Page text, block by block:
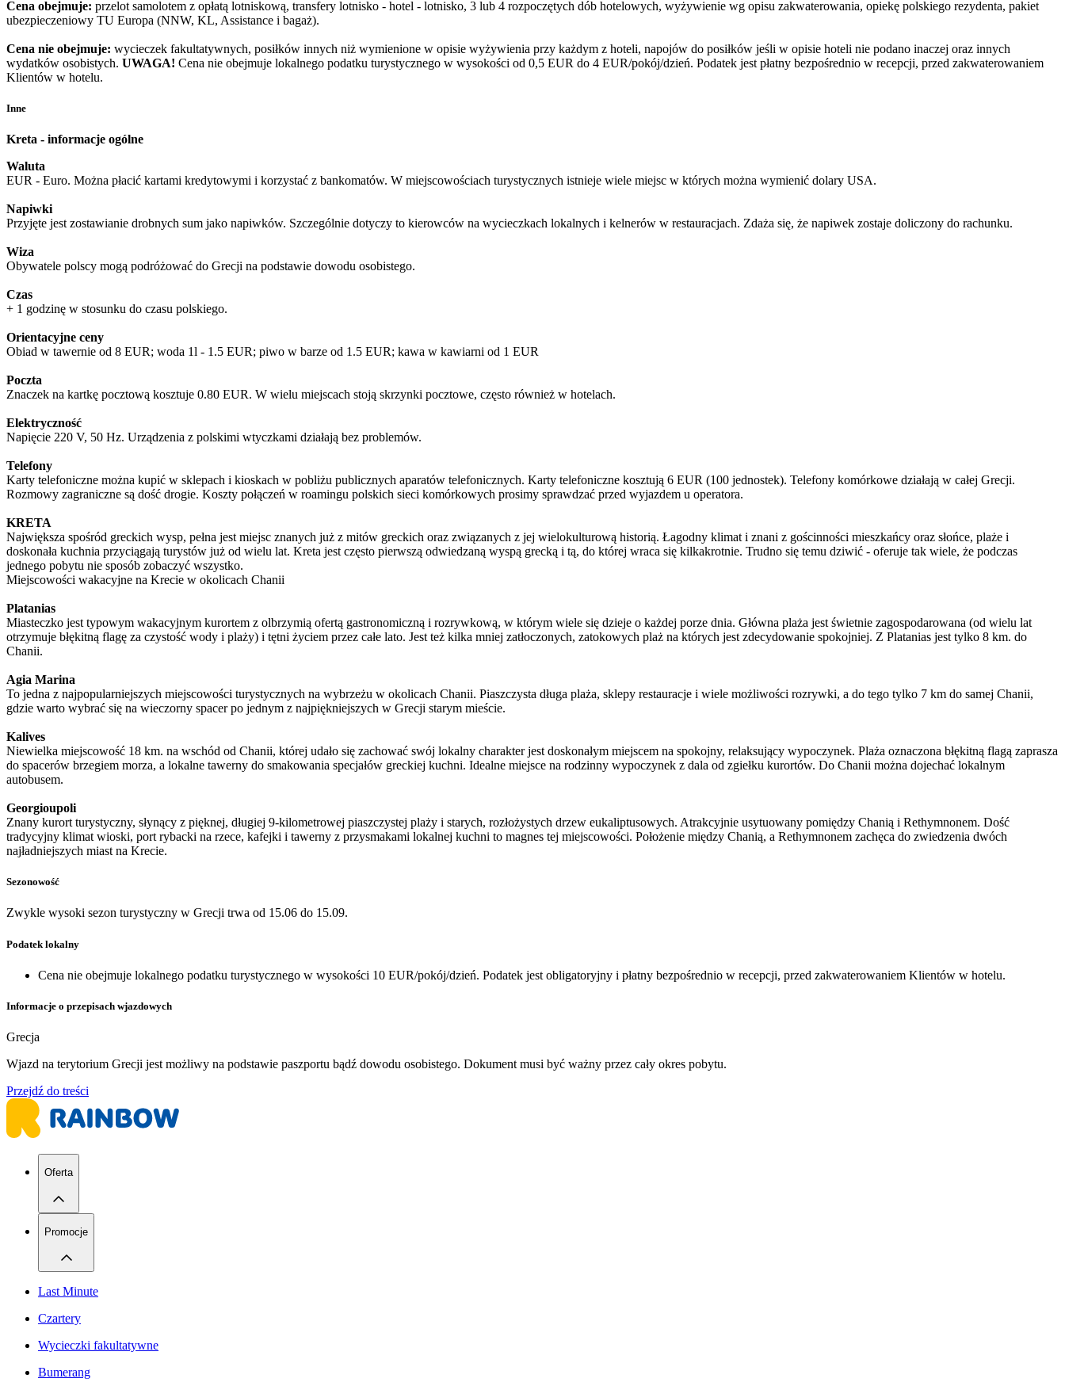
Cena obejmuje: przelot samolotem z opłatą lotniskową, transfery lotnisko - hotel - lotnisko, 3 lub 4 rozpoczętych dób hotelowych, wyżywienie wg opisu zakwaterowania, opiekę polskiego rezydenta, pakiet
ubezpieczeniowy TU Europa (NNW, KL, Assistance i bagaż).
Cena nie obejmuje: wycieczek fakultatywnych, posiłków innych niż wymienione w opisie wyżywienia przy każdym z hoteli, napojów do posiłków jeśli w opisie hoteli nie podano inaczej oraz innych
wydatków osobistych. UWAGA! Cena nie obejmuje lokalnego podatku turystycznego w wysokości od 0,5 EUR do 4 EUR/pokój/dzień. Podatek jest płatny bezpośrednio w recepcji, przed zakwaterowaniem
Klientów w hotelu.
Inne
Kreta - informacje ogólne
Waluta
EUR - Euro. Można płacić kartami kredytowymi i korzystać z bankomatów. W miejscowościach turystycznych istnieje wiele miejsc w których można wymienić dolary USA.
Napiwki
Przyjęte jest zostawianie drobnych sum jako napiwków. Szczególnie dotyczy to kierowców na wycieczkach lokalnych i kelnerów w restauracjach. Zdaża się, że napiwek zostaje doliczony do rachunku.
Wiza
Obywatele polscy mogą podróżować do Grecji na podstawie dowodu osobistego.
Czas
+ 1 godzinę w stosunku do czasu polskiego.
Orientacyjne ceny
Obiad w tawernie od 8 EUR; woda 1l - 1.5 EUR; piwo w barze od 1.5 EUR; kawa w kawiarni od 1 EUR
Poczta
Znaczek na kartkę pocztową kosztuje 0.80 EUR. W wielu miejscach stoją skrzynki pocztowe, często również w hotelach.
Elektryczność
Napięcie 220 V, 50 Hz. Urządzenia z polskimi wtyczkami działają bez problemów.
Telefony
Karty telefoniczne można kupić w sklepach i kioskach w pobliżu publicznych aparatów telefonicznych. Karty telefoniczne kosztują 6 EUR (100 jednostek). Telefony komórkowe działają w całej Grecji.
Rozmowy zagraniczne są dość drogie. Koszty połączeń w roamingu polskich sieci komórkowych prosimy sprawdzać przed wyjazdem u operatora.
KRETA
Największa spośród greckich wysp, pełna jest miejsc znanych już z mitów greckich oraz związanych z jej wielokulturową historią. Łagodny klimat i znani z gościnności mieszkańcy oraz słońce, plaże i
doskonała kuchnia przyciągają turystów już od wielu lat. Kreta jest często pierwszą odwiedzaną wyspą grecką i tą, do której wraca się kilkakrotnie. Trudno się temu dziwić - oferuje tak wiele, że podczas
jednego pobytu nie sposób zobaczyć wszystko.
Miejscowości wakacyjne na Krecie w okolicach Chanii
Platanias
Miasteczko jest typowym wakacyjnym kurortem z olbrzymią ofertą gastronomiczną i rozrywkową, w którym wiele się dzieje o każdej porze dnia. Główna plaża jest świetnie zagospodarowana (od wielu lat
otrzymuje błękitną flagę za czystość wody i plaży) i tętni życiem przez całe lato. Jest też kilka mniej zatłoczonych, zatokowych plaż na których jest zdecydowanie spokojniej. Z Platanias jest tylko 8 km. do
Chanii.
Agia Marina
To jedna z najpopularniejszych miejscowości turystycznych na wybrzeżu w okolicach Chanii. Piaszczysta długa plaża, sklepy restauracje i wiele możliwości rozrywki, a do tego tylko 7 km do samej Chanii,
gdzie warto wybrać się na wieczorny spacer po jednym z najpiękniejszych w Grecji starym mieście.
Kalives
Niewielka miejscowość 18 km. na wschód od Chanii, której udało się zachować swój lokalny charakter jest doskonałym miejscem na spokojny, relaksujący wypoczynek. Plaża oznaczona błękitną flagą zaprasza
do spacerów brzegiem morza, a lokalne tawerny do smakowania specjałów greckiej kuchni. Idealne miejsce na rodzinny wypoczynek z dala od zgiełku kurortów. Do Chanii można dojechać lokalnym
autobusem.
Georgioupoli
Znany kurort turystyczny, słynący z pięknej, długiej 9-kilometrowej piaszczystej plaży i starych, rozłożystych drzew eukaliptusowych. Atrakcyjnie usytuowany pomiędzy Chanią i Rethymnonem. Dość
tradycyjny klimat wioski, port rybacki na rzece, kafejki i tawerny z przysmakami lokalnej kuchni to magnes tej miejscowości. Położenie między Chanią, a Rethymnonem zachęca do zwiedzenia dwóch
najładniejszych miast na Krecie.
Sezonowość
Zwykle wysoki sezon turystyczny w Grecji trwa od 15.06 do 15.09.
Podatek lokalny
Cena nie obejmuje lokalnego podatku turystycznego w wysokości 10 EUR/pokój/dzień. Podatek jest obligatoryjny i płatny bezpośrednio w recepcji, przed zakwaterowaniem Klientów w hotelu.
Informacje o przepisach wjazdowych
Grecja
Wjazd na terytorium Grecji jest możliwy na podstawie paszportu bądź dowodu osobistego. Dokument musi być ważny przez cały okres pobytu.
Przejdź do treści
Oferta
Promocje
Last Minute
Czartery
Wycieczki fakultatywne
Bumerang